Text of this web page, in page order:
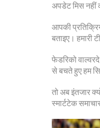
अपडेट मिस नहीं
आपकी
बताइए।
फेडरिको
से बचते हुए हम
तो अब इंतजार
स्मार्टटेक